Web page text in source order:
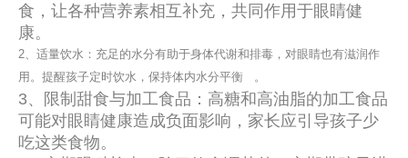
食，让各种营养素相互补充，共同作用于眼睛健
康。
2、适量饮水：充足的水分有助于身体代谢和排毒，对眼睛也有滋润作
用。提醒孩子定时饮水，保持体内水分平衡 。
3、限制甜食与加工食品：高糖和高油脂的加工食品
可能对眼睛健康造成负面影响，家长应引导孩子少
吃这类食物。